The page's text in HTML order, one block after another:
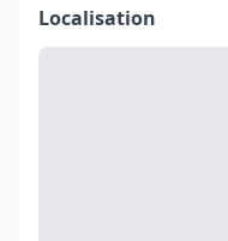
Localisation